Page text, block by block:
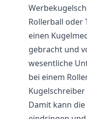
Rollerball oder
einen
gebracht und
wesentliche
bei einem
Damit kann